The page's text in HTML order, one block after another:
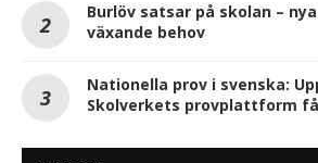
Burlöv satsar på skolan –
växande behov
Nationella prov i svenska:
Skolverkets provplattform